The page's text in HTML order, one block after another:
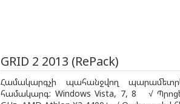
GRID 2 2013 (RePack)
Համակարգչի պահանջվող
համակարգ: Windows Vista, 7, 8 √